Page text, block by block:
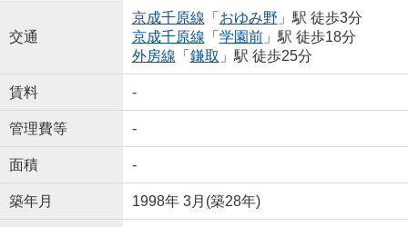
交通
京成千原線 「 おゆみ野 」駅 徒歩3分
京成千原線 「 学園前」駅 徒歩18分
外房線 「 鎌取 」駅 徒歩25分
賃料 -
管理費等 -
面積 -
築年月 1998年 3月(築28年)